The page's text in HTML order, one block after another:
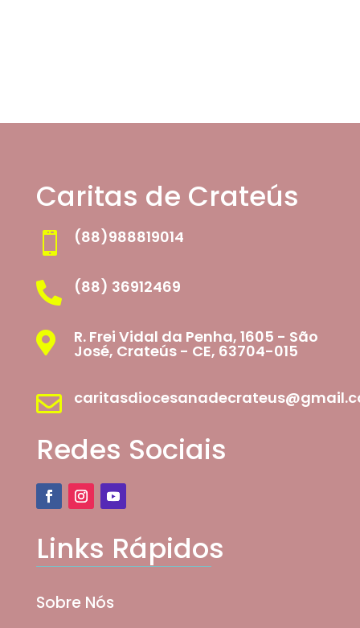
Caritas de Crateús
 (88)988819014
 (88) 36912469
 R. Frei Vidal da Penha, 1605 - São
José, Crateús - CE, 63704-015

Redes Sociais
Links Rápidos
Sobre Nós